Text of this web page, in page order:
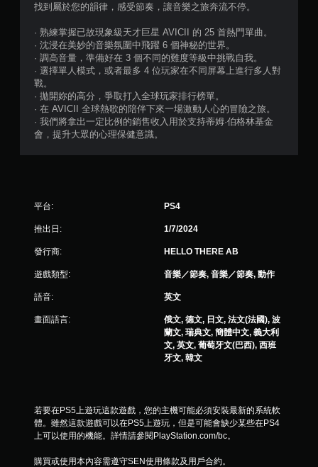
1
2
0
找到屬於您的韻律，感受節奏，讓音樂之旅奔流不停。
· 熟練掌握已故現象級天才巨星 AVICII 的 25 首熱門單曲。
· 沈浸在美妙的音樂氛圍中飛躍 6 個神秘的世界。
· 調高音量，準備好在 3 個不同的難度等級中挑戰自我。
· 選擇單人模式，或者最多 4 位玩家在不同屏幕上進行多人對
戰。
· 拋開妳的高分，爭取打入全球玩家排行榜單。
· 在 AVICII 全球熱歌的陪伴下來一場激動人心的冒險之旅。
· 我們將拿出一定比例的銷售收入用於支持蒂姆·伯格林基金
會，提升大眾的心理保健意識。
平台: PS4
推出日: 1/7/2024
發行商: HELLO THERE AB
遊戲類型: 音樂／節奏, 音樂／節奏, 動作
語音: 英文
畫面語言:
俄文, 德文, 日文, 法文(法國), 波
蘭文, 瑞典文, 簡體中文, 義大利
文, 英文, 葡萄牙文(巴西), 西班
牙文, 韓文
若要在PS5上遊玩這款遊戲，您的主機可能必須安裝最新的系統軟
體。雖然這款遊戲可以在PS5上遊玩，但是可能會缺少某些在PS4
上可以使用的機能。詳情請參閱PlayStation.com/bc。
購買或使用本內容需遵守SEN使用條款及用戶合約。